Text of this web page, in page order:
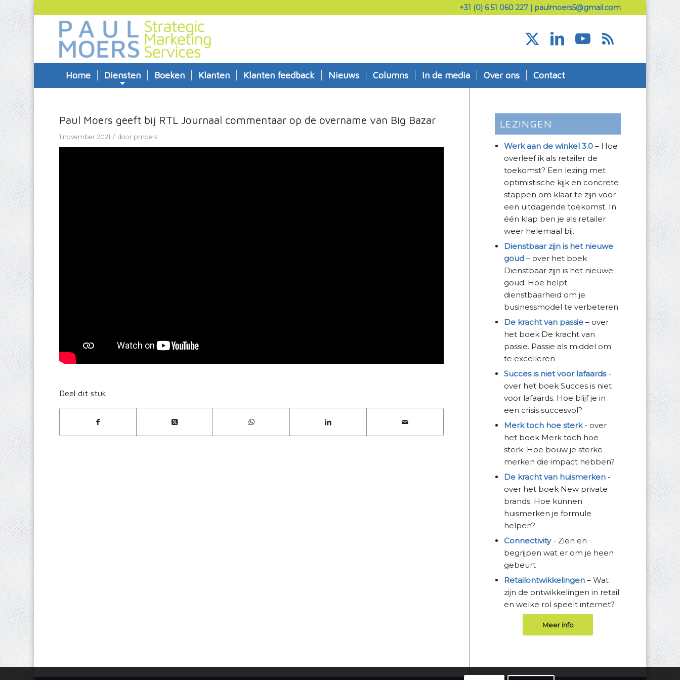
+31 (0) 6 51 060 227| paulmoers5@gmail.com
Home Diensten Boeken Klanten Klanten feedback Nieuws Columns In de media Over ons Contact
Paul Moers geeft bij RTL Journaal commentaar op de overname van Big Bazar
1 november 2021 / door pmoers
Deel dit stuk
LEZINGEN
Werk aan de winkel 3.0 – Hoe
overleef ik als retailer de
toekomst? Een lezing met
optimistische kijk en concrete
stappen om klaar te zijn voor
een uitdagende toekomst. In
één klap ben je als retailer
weer helemaal bij.
Dienstbaar zijn is het nieuwe
goud – over het boek
Dienstbaar zijn is het nieuwe
goud. Hoe helpt
dienstbaarheid om je
businessmodel te verbeteren.
De kracht van passie – over
het boek De kracht van
passie. Passie als middel om
te excelleren
Succes is niet voor lafaards-
over het boek Succes is niet
voor lafaards. Hoe blijf je in
een crisis succesvol?
Merk toch hoe sterk- over
het boek Merk toch hoe
sterk. Hoe bouw je sterke
merken die impact hebben?
De kracht van huismerken -
over het boek New private
brands. Hoe kunnen
huismerken je formule
helpen?
Connectivity- Zien en
begrijpen wat er om je heen
gebeurt
Retailontwikkelingen – Wat
zijn de ontwikkelingen in retail
en welke rol speelt internet?
Meer info